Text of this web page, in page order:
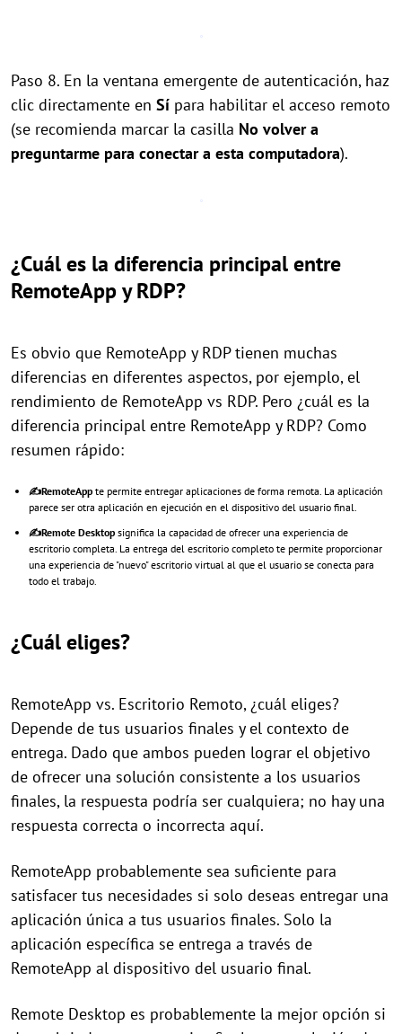
Paso 8. En la ventana emergente de autenticación, haz
clic directamente en Sí para habilitar el acceso remoto
(se recomienda marcar la casilla No volver a
preguntarme para conectar a esta computadora).
¿Cuál es la diferencia principal entre
RemoteApp y RDP?
Es obvio que RemoteApp y RDP tienen muchas
diferencias en diferentes aspectos, por ejemplo, el
rendimiento de RemoteApp vs RDP. Pero ¿cuál es la
diferencia principal entre RemoteApp y RDP? Como
resumen rápido:
✍RemoteApp te permite entregar aplicaciones de forma remota. La aplicación
parece ser otra aplicación en ejecución en el dispositivo del usuario final.
✍Remote Desktop significa la capacidad de ofrecer una experiencia de
escritorio completa. La entrega del escritorio completo te permite proporcionar
una experiencia de "nuevo" escritorio virtual al que el usuario se conecta para
todo el trabajo.
¿Cuál eliges?
RemoteApp vs. Escritorio Remoto, ¿cuál eliges?
Depende de tus usuarios finales y el contexto de
entrega. Dado que ambos pueden lograr el objetivo
de ofrecer una solución consistente a los usuarios
finales, la respuesta podría ser cualquiera; no hay una
respuesta correcta o incorrecta aquí.
RemoteApp probablemente sea suficiente para
satisfacer tus necesidades si solo deseas entregar una
aplicación única a tus usuarios finales. Solo la
aplicación específica se entrega a través de
RemoteApp al dispositivo del usuario final.
Remote Desktop es probablemente la mejor opción si